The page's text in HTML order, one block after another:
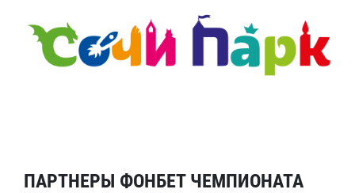
ПАРТНЕРЫ ФОНБЕТ ЧЕМПИОНАТА